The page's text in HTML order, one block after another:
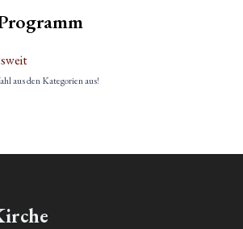
aus den Kategorien aus!